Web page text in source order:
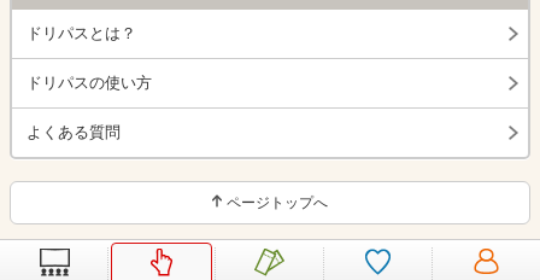
ドリパスとは？
ドリパスの使い方
よくある質問
ページトップへ